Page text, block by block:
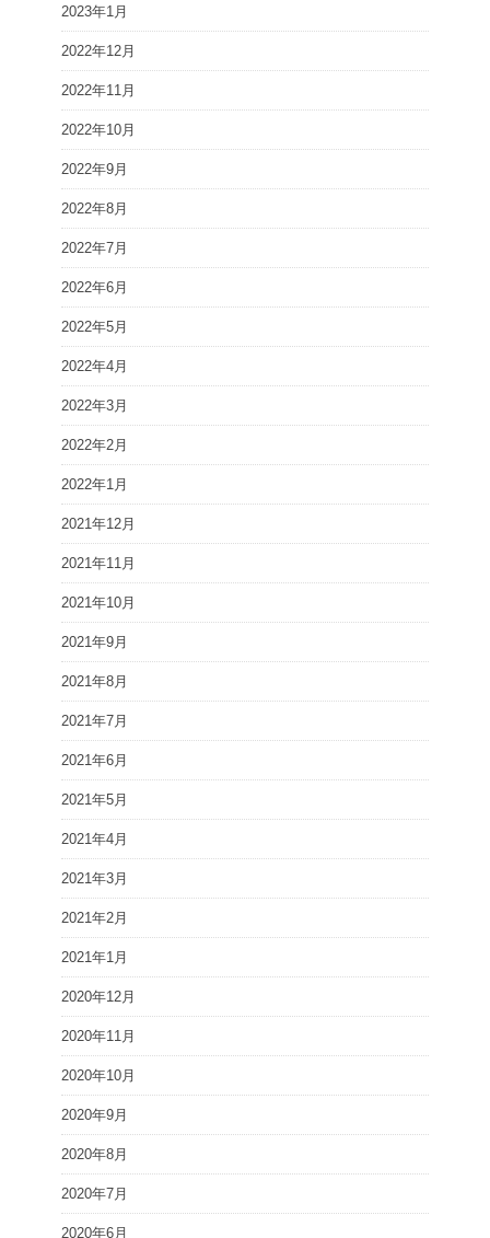
2023年1月
2022年12月
2022年11月
2022年10月
2022年9月
2022年8月
2022年7月
2022年6月
2022年5月
2022年4月
2022年3月
2022年2月
2022年1月
2021年12月
2021年11月
2021年10月
2021年9月
2021年8月
2021年7月
2021年6月
2021年5月
2021年4月
2021年3月
2021年2月
2021年1月
2020年12月
2020年11月
2020年10月
2020年9月
2020年8月
2020年7月
2020年6月